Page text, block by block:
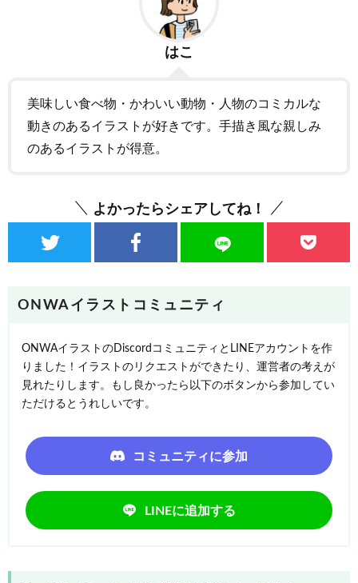
はこ
美味しい食べ物・かわいい動物・人物のコミカルな
動きのあるイラストが好きです。手描き風な親しみ
のあるイラストが得意。
よかったらシェアしてね！
ONWAイラストコミュニティ
ONWAイラストのDiscordコミュニティとLINEアカウントを作
りました！イラストのリクエストができたり、運営者の考えが
見れたりします。もし良かったら以下のボタンから参加してい
ただけるとうれしいです。
コミュニティに参加
LINEに追加する